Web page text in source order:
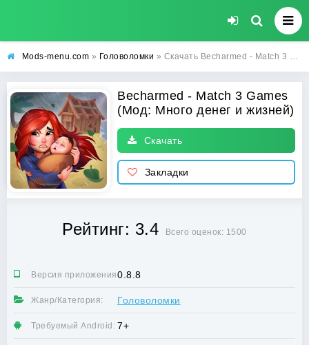
Mods-menu.com » Головоломки » Скачать Becharmed - Match 3 Games Взлом (Много денег и жизней) на Андроид бесплатно
Becharmed - Match 3 Games
(Мод: Много денег и жизней)
Скачать
Закладки
Рейтинг: 3.4 Всего оценок: 1500
Версия приложения:0.8.8
Жанр/Категория: Головоломки
Требуемый Android: 7+